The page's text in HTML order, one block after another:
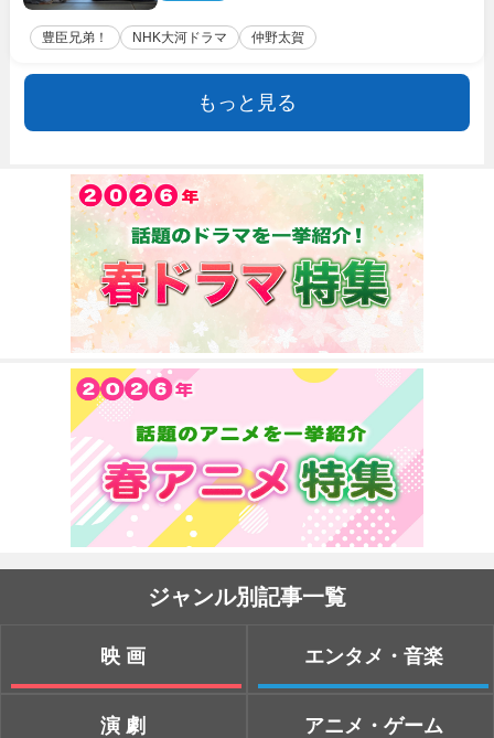
豊臣兄弟！ NHK大河ドラマ 仲野太賀
もっと見る
ジャンル別記事一覧
映画
演劇
エンタメ・音楽
アニメ・ゲーム